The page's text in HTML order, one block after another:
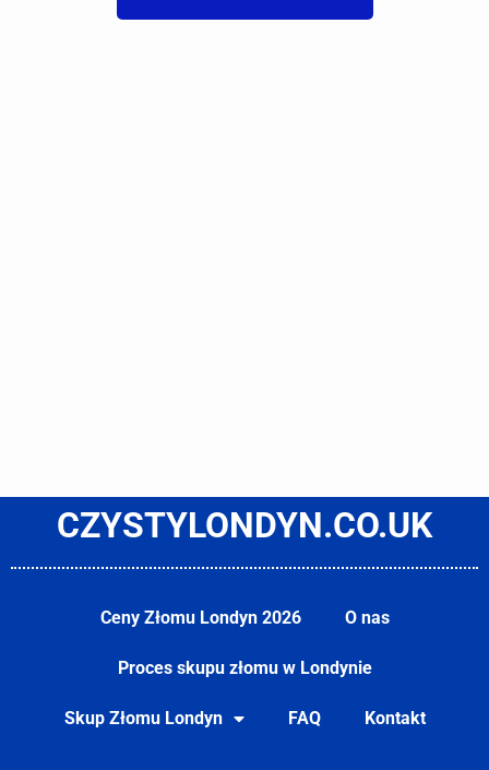
CZYSTYLONDYN.CO.UK
Ceny Złomu Londyn 2026 O nas
Proces skupu złomu w Londynie
Skup Złomu Londyn FAQ Kontakt